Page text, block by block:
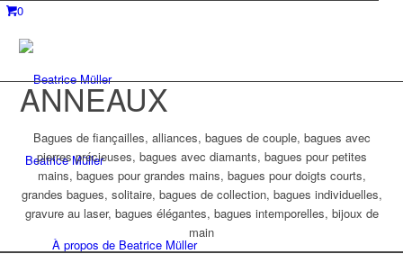
0
Beatrice Müller
À propos de Beatrice Müller
ANNEAUX
Bagues de fiançailles, alliances, bagues de couple, bagues avec
pierres précieuses, bagues avec diamants, bagues pour petites
mains, bagues pour grandes mains, bagues pour doigts courts,
grandes bagues, solitaire, bagues de collection, bagues individuelles,
gravure au laser, bagues élégantes, bagues intemporelles, bijoux de
main